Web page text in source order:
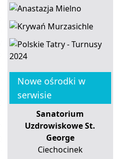
Nowe ośrodki w
serwisie
Sanatorium
Uzdrowiskowe St.
George
Ciechocinek